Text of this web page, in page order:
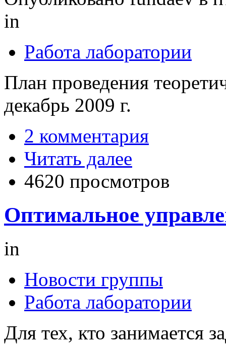
in
Работа лаборатории
План проведения
декабрь 2009 г.
2 комментария
Читать далее
4620 просмотров
Оптимальное
in
Новости группы
Работа лаборатории
Для тех, кто занимается